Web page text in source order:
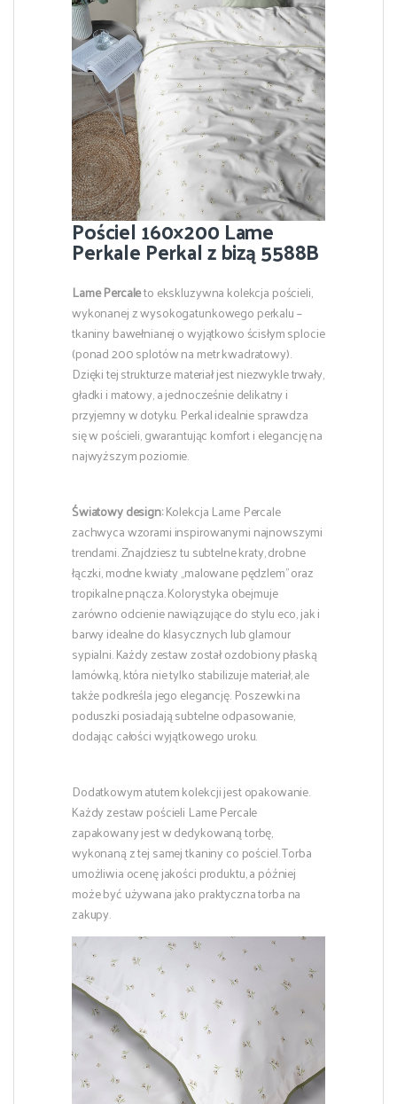
Pościel 160×200 Lame
Perkale Perkal z bizą 5588B
Lame Percaleto ekskluzywna kolekcja pościeli,
wykonanej z wysokogatunkowego perkalu –
tkaniny bawełnianej o wyjątkowo ścisłym splocie
(ponad 200 splotów na metr kwadratowy).
Dzięki tej strukturze materiał jest niezwykle trwały,
gładki i matowy, a jednocześnie delikatny i
przyjemny w dotyku. Perkal idealnie sprawdza
się w pościeli, gwarantując komfort i elegancję na
najwyższym poziomie.
Światowy design:Kolekcja Lame Percale
zachwyca wzorami inspirowanymi najnowszymi
trendami. Znajdziesz tu subtelne kraty, drobne
łączki, modne kwiaty „malowane pędzlem” oraz
tropikalne pnącza. Kolorystyka obejmuje
zarówno odcienie nawiązujące do stylu eco, jak i
barwy idealne do klasycznych lub glamour
sypialni. Każdy zestaw został ozdobiony płaską
lamówką, która nie tylko stabilizuje materiał, ale
także podkreśla jego elegancję. Poszewki na
poduszki posiadają subtelne odpasowanie,
dodając całości wyjątkowego uroku.
Dodatkowym atutem kolekcji jest opakowanie.
Każdy zestaw pościeli Lame Percale
zapakowany jest w dedykowaną torbę,
wykonaną z tej samej tkaniny co pościel. Torba
umożliwia ocenę jakości produktu, a później
może być używana jako praktyczna torba na
zakupy.